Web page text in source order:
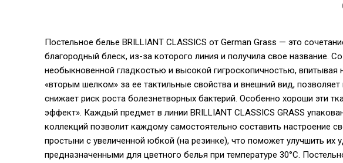
Постельное белье BRILLIANT CLASSICS от German Grass — это
благородный блеск, из-за которого линия и получила свое название.
необыкновенной гладкостью и высокой гигроскопичностью,
«вторым шелком» за ее тактильные свойства и внешний вид,
снижает риск роста болезнетворных бактерий. Особенно хороши эти
эффект». Каждый предмет в линии BRILLIANT CLASSICS GRASS
коллекций позволит каждому самостоятельно составить настроение
простыни с увеличенной юбкой (на резинке), что поможет улучшить
предназначенными для цветного белья при температуре 30°С.